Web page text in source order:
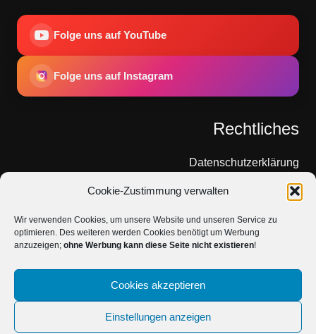
Cookie-Zustimmung verwalten
Wir verwenden Cookies, um unsere Website und unseren Service zu
optimieren. Des weiteren werden Cookies benötigt um Werbung
anzuzeigen; ohne Werbung kann diese Seite nicht existieren!
Cookies akzeptieren
Einstellungen anzeigen
Folge uns auf YouTube
Folge uns auf Instagram
Rechtliches
Datenschutzerklärung
Cookie-Richtlinie
Impressum
Copyright © 2026 DasKIAS. Alle Rechte vorbehalten.